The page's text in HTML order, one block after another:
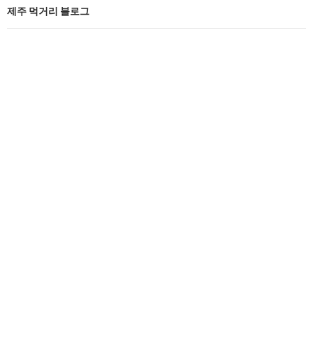
게
이
제주 먹거리 블로그